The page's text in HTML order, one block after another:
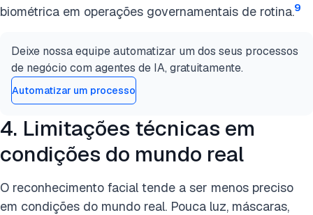
biométrica em operações governamentais de rotina.9
Deixe nossa equipe automatizar um dos seus processos
de negócio com agentes de IA, gratuitamente.
Automatizar um processo
4. Limitações técnicas em
condições do mundo real
O reconhecimento facial tende a ser menos preciso
em condições do mundo real. Pouca luz, máscaras,